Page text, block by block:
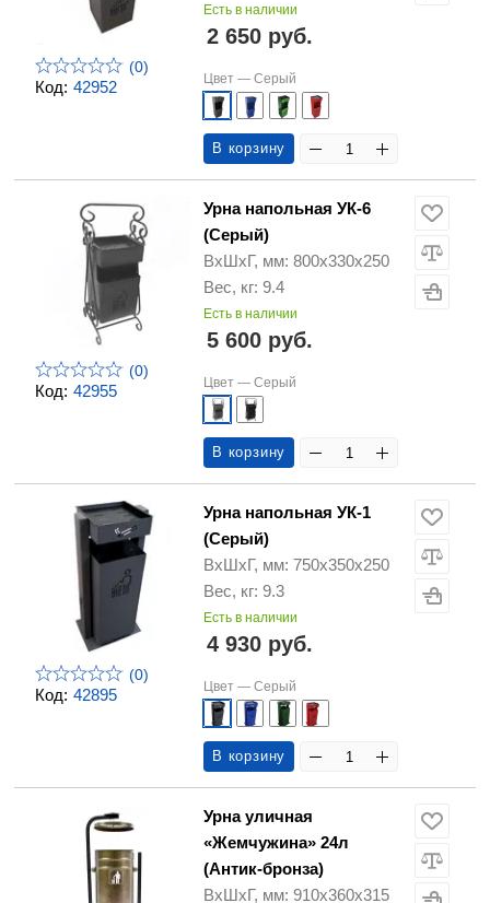
Код: 42952
(0)
Есть в наличии
2 650 руб.
Цвет — Серый
В корзину
Код: 42955
(0)
Урна напольная УК-6
(Серый)
ВхШхГ, мм: 800х330х250
Вес, кг: 9.4
Есть в наличии
5 600 руб.
Цвет — Серый
В корзину
Код: 42895
(0)
Урна напольная УК-1
(Серый)
ВхШхГ, мм: 750х350х250
Вес, кг: 9.3
Есть в наличии
4 930 руб.
Цвет — Серый
В корзину
Урна уличная
«Жемчужина» 24л
(Антик-бронза)
ВхШхГ, мм: 910х360х315